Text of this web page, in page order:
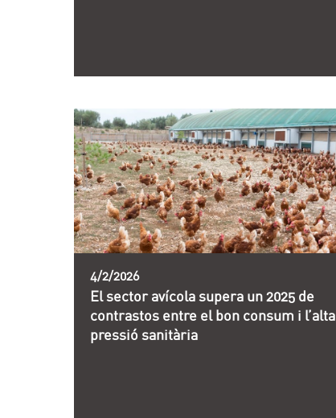
4/2/2026
El sector avícola supera un 2025 de
contrastos entre el bon consum i l’alta
pressió sanitària